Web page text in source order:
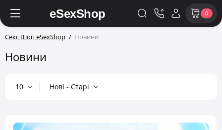
0
Секс Шоп eSexShop Новини
Новини
10 Нові - Старі